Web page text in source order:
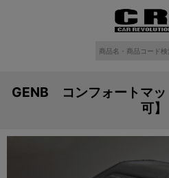
GENB コンフォートマ
可】